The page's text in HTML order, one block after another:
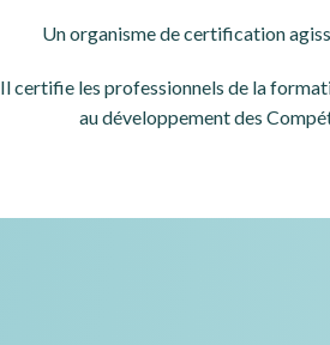
Un organisme de certification
Il certifie les professionnels de la
au développement des